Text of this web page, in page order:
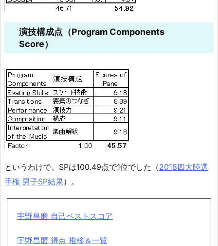
演技構成点（Program Components
Score）
というわけで、SPは100.49点で1位でした（2018四大陸選
手権 男子SP結果）。
宇野昌磨 自己ベストスコア
宇野昌磨 得点 推移＆一覧